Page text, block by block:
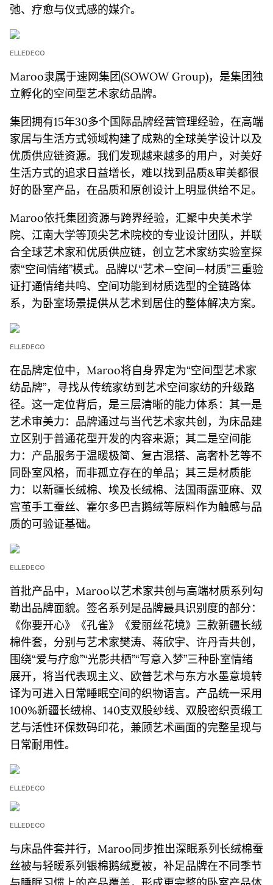
弛、疗愈与仪式感的媒介。
ELLEDECO
Maroo隶属于速网集团(SOWOW Group)，是集团独
立孵化的空间型艺术家纺品牌。
集团拥有15年30多个国际品牌经营管理经验，在高端
家居与生活方式领域构建了成熟的全球美学设计以及
优质供应链资源。我们发现越来越多的用户，对美好
生活方式的追求日益增长，难以找到品质&审美都很
好的卧室产品，在品质和原创设计上明显供给不足。
Maroo依托集团资源与跨界经验，汇聚中央美术学
院、江南大学等顶尖艺术院校的专业设计团队，并联
合全球艺术家和优质供应链，创立艺术家纺实验室探
索“空间情绪”模式。品牌以“艺术—空间—材质”三重验
证打通情绪共鸣、空间功能到材质选型的全链路体
系，为卧室场景提供从艺术到居住的整体解决方案。
ELLEDECO
在品牌定位中，Maroo将自身界定为“空间型艺术家
纺品牌”，寻找从传统家纺到艺术空间家纺的升级路
径。这一定位背后，是三层清晰的能力体系：其一是
艺术审美力：品牌通过与当代艺术家共创，为床品建
立区别于普通花型开发的内容来源；其二是空间能
力：产品服务于温暖极简、复古混搭、高奢朴艺等不
同卧室风格，而非孤立存在的单品；其三是材质能
力：以新疆长绒棉、埃及长绒棉、法国雨露亚麻、双
宫茧手工蚕丝、霍尔多巴吉鹅绒等原料作为触感与品
质的可验证基础。
ELLEDECO
首批产品中，Maroo以艺术家共创与高端材质系列勾
勒出品牌面貌。签名系列是品牌最具识别度的部分：
《你要开心》《孔雀》《爱丽丝花境》三款新疆长绒
棉件套，分别与艺术家樊涛、蒋欣宇、许丹青共创，
围绕“爱与疗愈”“光影共栖”“写意入梦”三种卧室情绪
展开，将当代表现主义、欧普艺术与东方水墨意境转
译为可进入日常睡眠空间的织物语言。产品统一采用
100%新疆长绒棉、140支双股纱线、双股密织贡缎工
艺与活性环保数码印花，兼顾艺术画面的完整呈现与
日常耐用性。
ELLEDECO
ELLEDECO
与床品件套并行，Maroo同步推出深眠系列长绒棉蚕
丝被与轻暖系列银棉鹅绒夏被，补足品牌在不同季节